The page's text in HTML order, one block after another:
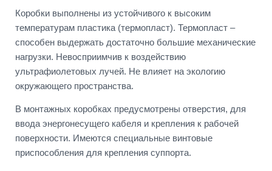
Коробки выполнены из устойчивого к высоким
температурам пластика (термопласт). Термопласт –
способен выдержать достаточно большие механические
нагрузки. Невосприимчив к воздействию
ультрафиолетовых лучей. Не влияет на экологию
окружающего пространства.
В монтажных коробках предусмотрены отверстия, для
ввода энергонесущего кабеля и крепления к рабочей
поверхности. Имеются специальные винтовые
приспособления для крепления суппорта.